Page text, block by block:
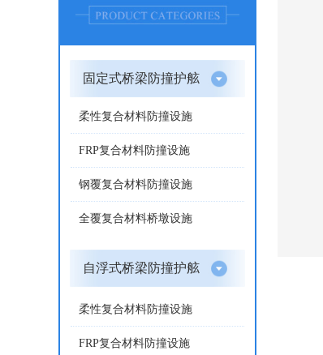
固定式桥梁防撞护舷
自浮式桥梁防撞护舷
柔性复合材料防撞设施
FRP复合材料防撞设施
钢覆复合材料防撞设施
全覆复合材料桥墩设施
柔性复合材料防撞设施
FRP复合材料防撞设施